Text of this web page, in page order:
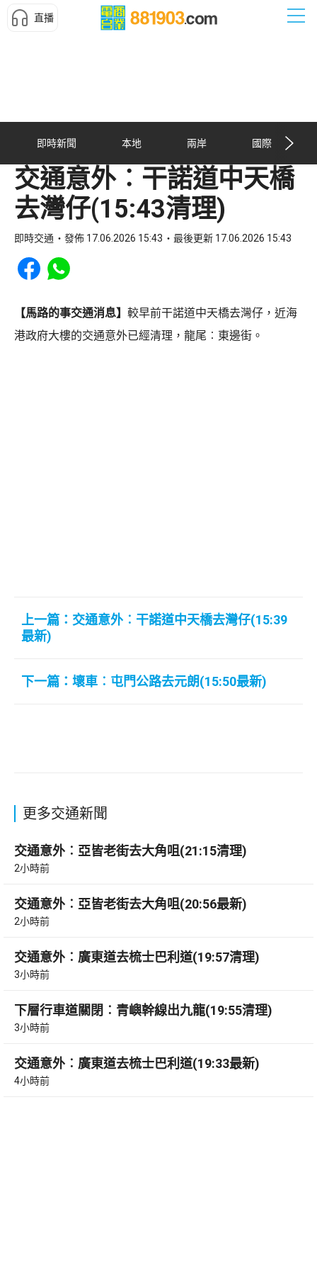
直播
即時新聞 本地 兩岸 國際
交通意外︰干諾道中天橋
去灣仔(15:43清理)
即時交通 發佈 17.06.2026 15:43 最後更新 17.06.2026 15:43
Share to Facebook
Share to WhatsApp
【馬路的事交通消息】 較早前干諾道中天橋去灣仔，近海
港政府大樓的交通意外已經清理，龍尾︰東邊街。
上一篇：交通意外︰干諾道中天橋去灣仔(15:39
最新)
下一篇：壞車︰屯門公路去元朗(15:50最新)
更多交通新聞
交通意外︰亞皆老街去大角咀(21:15清理)
2小時前
交通意外︰亞皆老街去大角咀(20:56最新)
2小時前
交通意外︰廣東道去梳士巴利道(19:57清理)
3小時前
下層行車道關閉︰青嶼幹線出九龍(19:55清理)
3小時前
交通意外︰廣東道去梳士巴利道(19:33最新)
4小時前